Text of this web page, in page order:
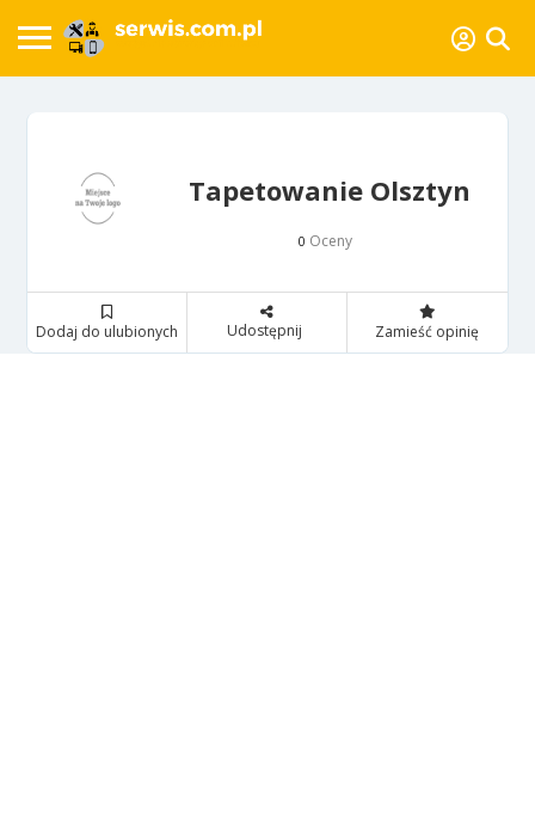
Tapetowanie Olsztyn
0 Oceny
Dodaj do ulubionych Udostępnij Zamieść opinię